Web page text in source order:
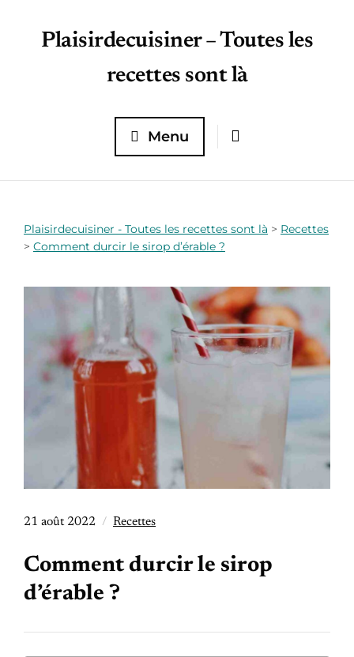
Plaisirdecuisiner – Toutes les
recettes sont là
Menu
Plaisirdecuisiner - Toutes les recettes sont là > Recettes
> Comment durcir le sirop d’érable ?
21 août 2022 Recettes
Comment durcir le sirop
d’érable ?